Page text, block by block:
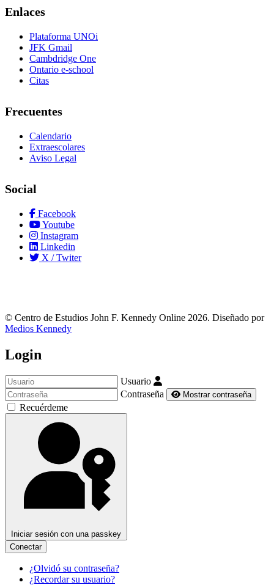
Enlaces
Plataforma UNOi
JFK Gmail
Cambdridge One
Ontario e-school
Citas
Frecuentes
Calendario
Extraescolares
Aviso Legal
Social
Facebook
Youtube
Instagram
Linkedin
X / Twiter
© Centro de Estudios John F. Kennedy Online 2026. Diseñado por
Medios Kennedy
Login
Usuario
Contraseña
Mostrar contraseña
Recuérdeme
Iniciar sesión con una passkey
Conectar
¿Olvidó su contraseña?
¿Recordar su usuario?